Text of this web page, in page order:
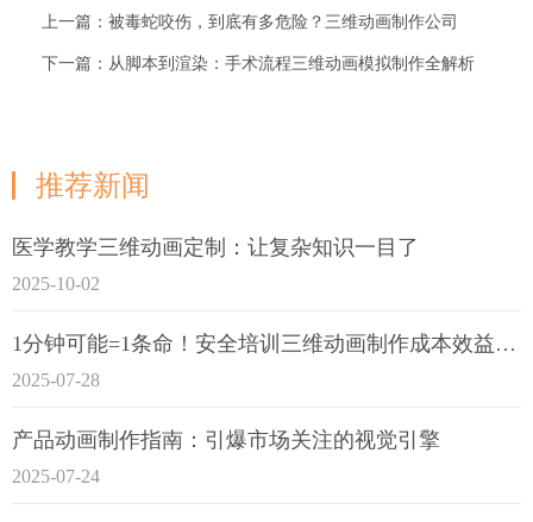
上一篇：被毒蛇咬伤，到底有多危险？三维动画制作公司
下一篇：从脚本到渲染：手术流程三维动画模拟制作全解析
推荐新闻
医学教学三维动画定制：让复杂知识一目了
2025-10-02
1分钟可能=1条命！安全培训三维动画制作成本效益深度拆解
2025-07-28
产品动画制作指南：引爆市场关注的视觉引擎
2025-07-24